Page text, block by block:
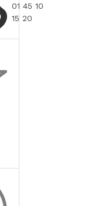
01 45 10
15 20